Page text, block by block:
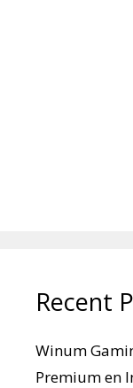
Recent
Winum
Premium en